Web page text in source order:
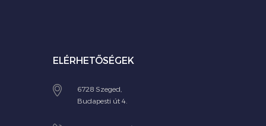
ELÉRHETŐSÉGEK
6728 Szeged,
Budapesti út 4.